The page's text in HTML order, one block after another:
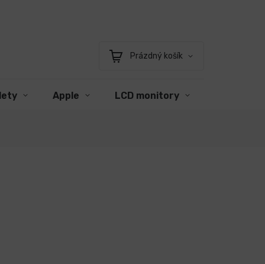
Nákupní
Prázdný košík
Apple LCD monitory